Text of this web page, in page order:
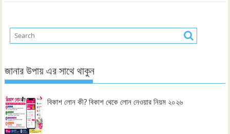
জানার উপায় এর সাথে থাকুন
বিকাশ লোন কী? বিকাশ থেকে লোন নেওয়ার নিয়ম ২০২৬